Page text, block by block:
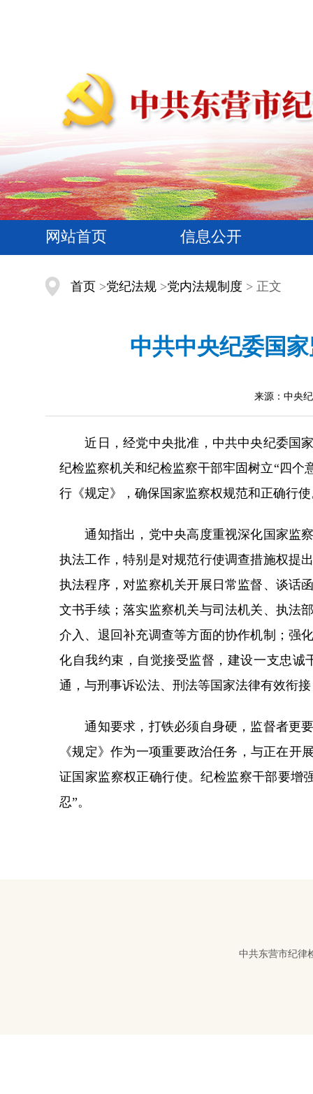
网站首页 信息公开
首页 >党纪法规 >党内法规制度 > 正文
中共中央纪委国
来源：中央
近日，经党中央批准，中共中央纪委国家
纪检监察机关和纪检监察干部牢固树立“四个
行《规定》，确保国家监察权规范和正确行
通知指出，党中央高度重视深化国家监察
执法工作，特别是对规范行使调查措施权提
执法程序，对监察机关开展日常监督、谈话
文书手续；落实监察机关与司法机关、执法
介入、退回补充调查等方面的协作机制；强
化自我约束，自觉接受监督，建设一支忠
通，与刑事诉讼法、刑法等国家法律有效衔
通知要求，打铁必须自身硬，监督者更要
《规定》作为一项重要政治任务，与正在
证国家监察权正确行使。纪检监察干部要增
忍”。
中共东营市纪